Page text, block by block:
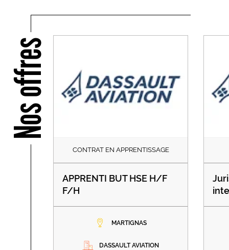
Nos offres
CONTRAT EN APPRENTISSAGE
APPRENTI BUT HSE H/F
F/H
MARTIGNAS
DASSAULT AVIATION